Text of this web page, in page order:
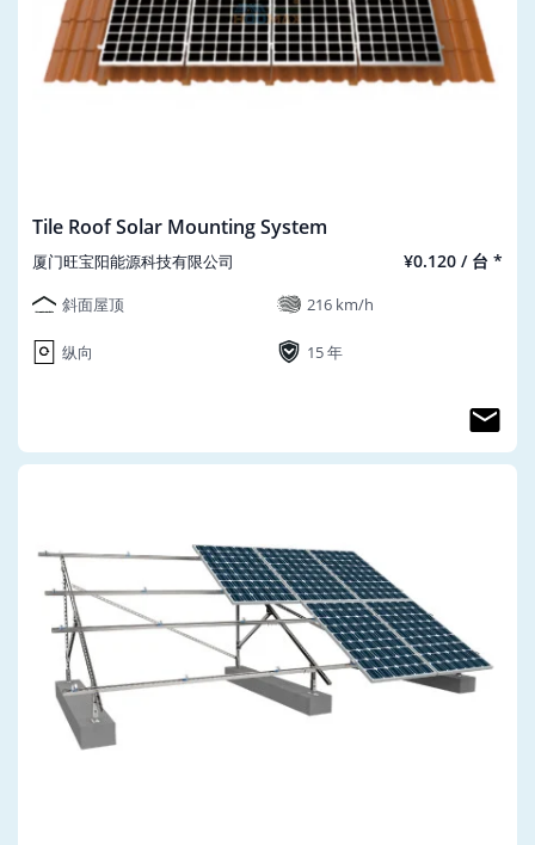
Tile Roof Solar Mounting System
厦门旺宝阳能源科技有限公司 ¥0.120 / 台 *
斜面屋顶 216 km/h
纵向 15 年